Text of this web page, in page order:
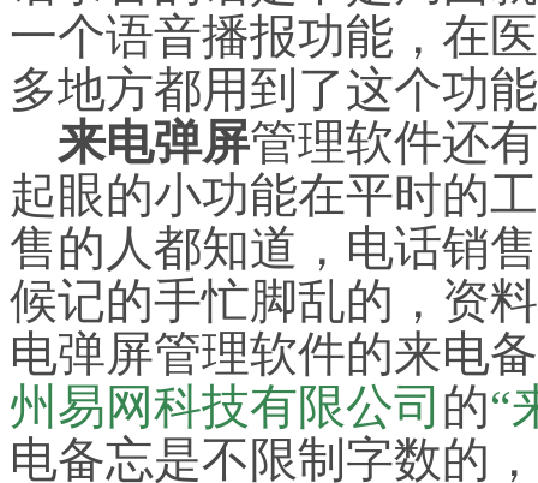
一个语音播报功能，在
多地方都用到了这个功
来电弹屏管理软件还
起眼的小功能在平时的
售的人都知道，电话销
候记的手忙脚乱的，资
电弹屏管理软件的来电
州易网科技有限公司 的“
电备忘是不限制字数的